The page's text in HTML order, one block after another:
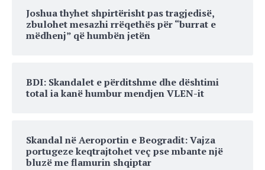
Joshua thyhet shpirtërisht pas tragjedisë,
zbulohet mesazhi rrëqethës për “burrat e
mëdhenj” që humbën jetën
BDI: Skandalet e përditshme dhe dështimi
total ia kanë humbur mendjen VLEN-it
Skandal në Aeroportin e Beogradit: Vajza
portugeze keqtrajtohet veç pse mbante një
bluzë me flamurin shqiptar